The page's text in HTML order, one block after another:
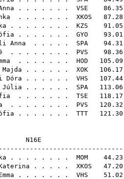
. . . . . . . VSE 86.35
. . . . . . . XKOS 87.28
. . . . . . . . KZS 91.05
. . . . . . . GYO 93.01
Anna . . . . . SPA 94.31
. . . . . . . . PVS 98.36
. . . . . . . HOD 105.09
. . . . . . XOK 106.17
Dóra . . . . . . VHS 107.44
Júlia . . . . . . SPA 113.06
. . . . . . . TSE 118.17
. . . . . . . . PVS 120.32
. . . . . . . TTT 121.30
N16E
. . . . . . . . MOM 44.23
. . . . . XKOS 47.20
. . . . . . . VHS 51.02